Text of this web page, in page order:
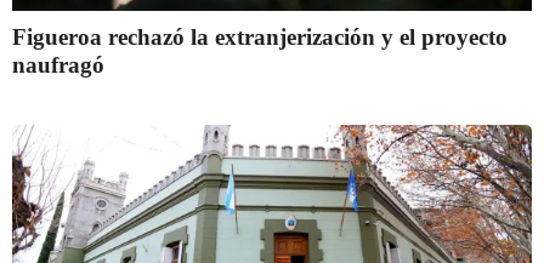
Figueroa rechazó la extranjerización y el proyecto
naufragó